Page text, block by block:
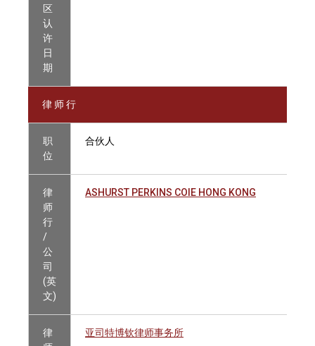
区
认
许
日
期
律 师 行
职
位
合伙人
律
师
行
/
公
司
(英
文)
ASHURST PERKINS COIE HONG KONG
律
亚司特博钦律师事务所